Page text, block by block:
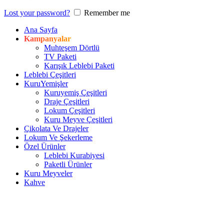
Lost your password?
Remember me
Ana Sayfa
Kampanyalar
Muhteşem Dörtlü
TV Paketi
Karışık Leblebi Paketi
Leblebi Çeşitleri
KuruYemişler
Kuruyemiş Çeşitleri
Draje Çeşitleri
Lokum Çeşitleri
Kuru Meyve Çeşitleri
Çikolata Ve Drajeler
Lokum Ve Şekerleme
Özel Ürünler
Leblebi Kurabiyesi
Paketli Ürünler
Kuru Meyveler
Kahve